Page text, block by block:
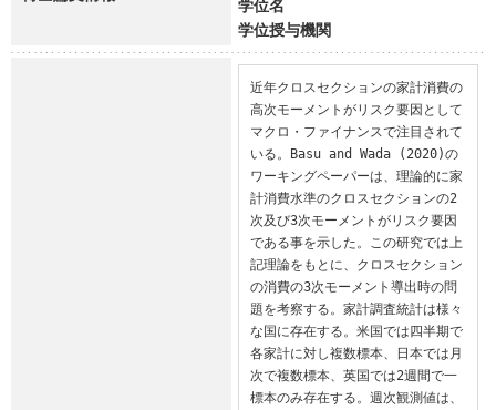
学位名
学位授与機関
近年クロスセクションの家計消費の
高次モーメントがリスク要因として
マクロ・ファイナンスで注目されて
いる。Basu and Wada (2020)の
ワーキングペーパーは、理論的に家
計消費水準のクロスセクションの2
次及び3次モーメントがリスク要因
である事を示した。この研究では上
記理論をもとに、クロスセクション
の消費の3次モーメント導出時の問
題を考察する。家計調査統計は様々
な国に存在する。米国では四半期で
各家計に対し複数標本、日本では月
次で複数標本、英国では2週間で一
標本のみ存在する。週次観測値は、